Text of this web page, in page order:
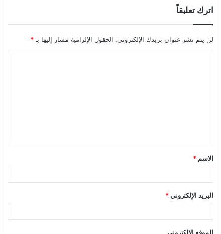
اترك تعليقاً
لن يتم نشر عنوان بريدك الإلكتروني. الحقول الإلزامية مشار إليها بـ *
ق
*
الاسم *
البريد الإلكتروني*
الموقع الإلكتروني